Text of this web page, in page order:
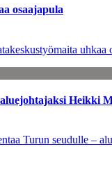
osaajapula
uhkaa
Heikki
Turun seudulle –